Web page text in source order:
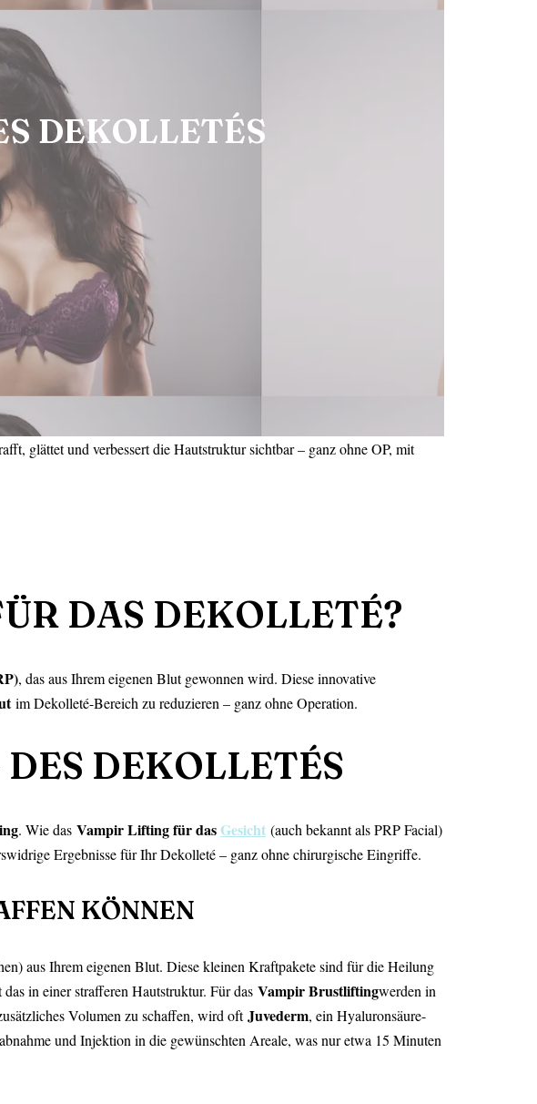
DEKOLLETÉS
glättet und verbessert die Hautstruktur sichtbar – ganz ohne OP, mit
DAS DEKOLLETÉ?
, das aus Ihrem eigenen Blut gewonnen wird. Diese innovative
im Dekolleté-Bereich zu reduzieren – ganz ohne Operation.
DEKOLLETÉS
. Wie das Vampir Lifting für dasGesicht (auch bekannt als PRP Facial)
Ergebnisse für Ihr Dekolleté – ganz ohne chirurgische Eingriffe.
KÖNNEN
aus Ihrem eigenen Blut. Diese kleinen Kraftpakete sind für die Heilung
in einer strafferen Hautstruktur. Für das Vampir Brustliftingwerden in
Volumen zu schaffen, wird oftJuvederm, ein Hyaluronsäure-
und Injektion in die gewünschten Areale, was nur etwa 15 Minuten